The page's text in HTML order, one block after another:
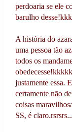
perdoaria se ele
barulho
A história do
uma pessoa tão
todos os
justamente essa.
certamente não
coisas
SS, é claro.rsrsrs...